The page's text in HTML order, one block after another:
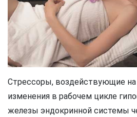
Стрессоры, воздействующие
изменения в рабочем цикле
железы эндокринной системы